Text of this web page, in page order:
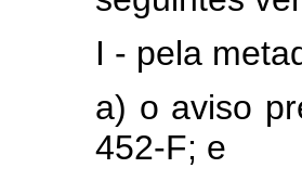
I - pela
a) o aviso
452-F; e